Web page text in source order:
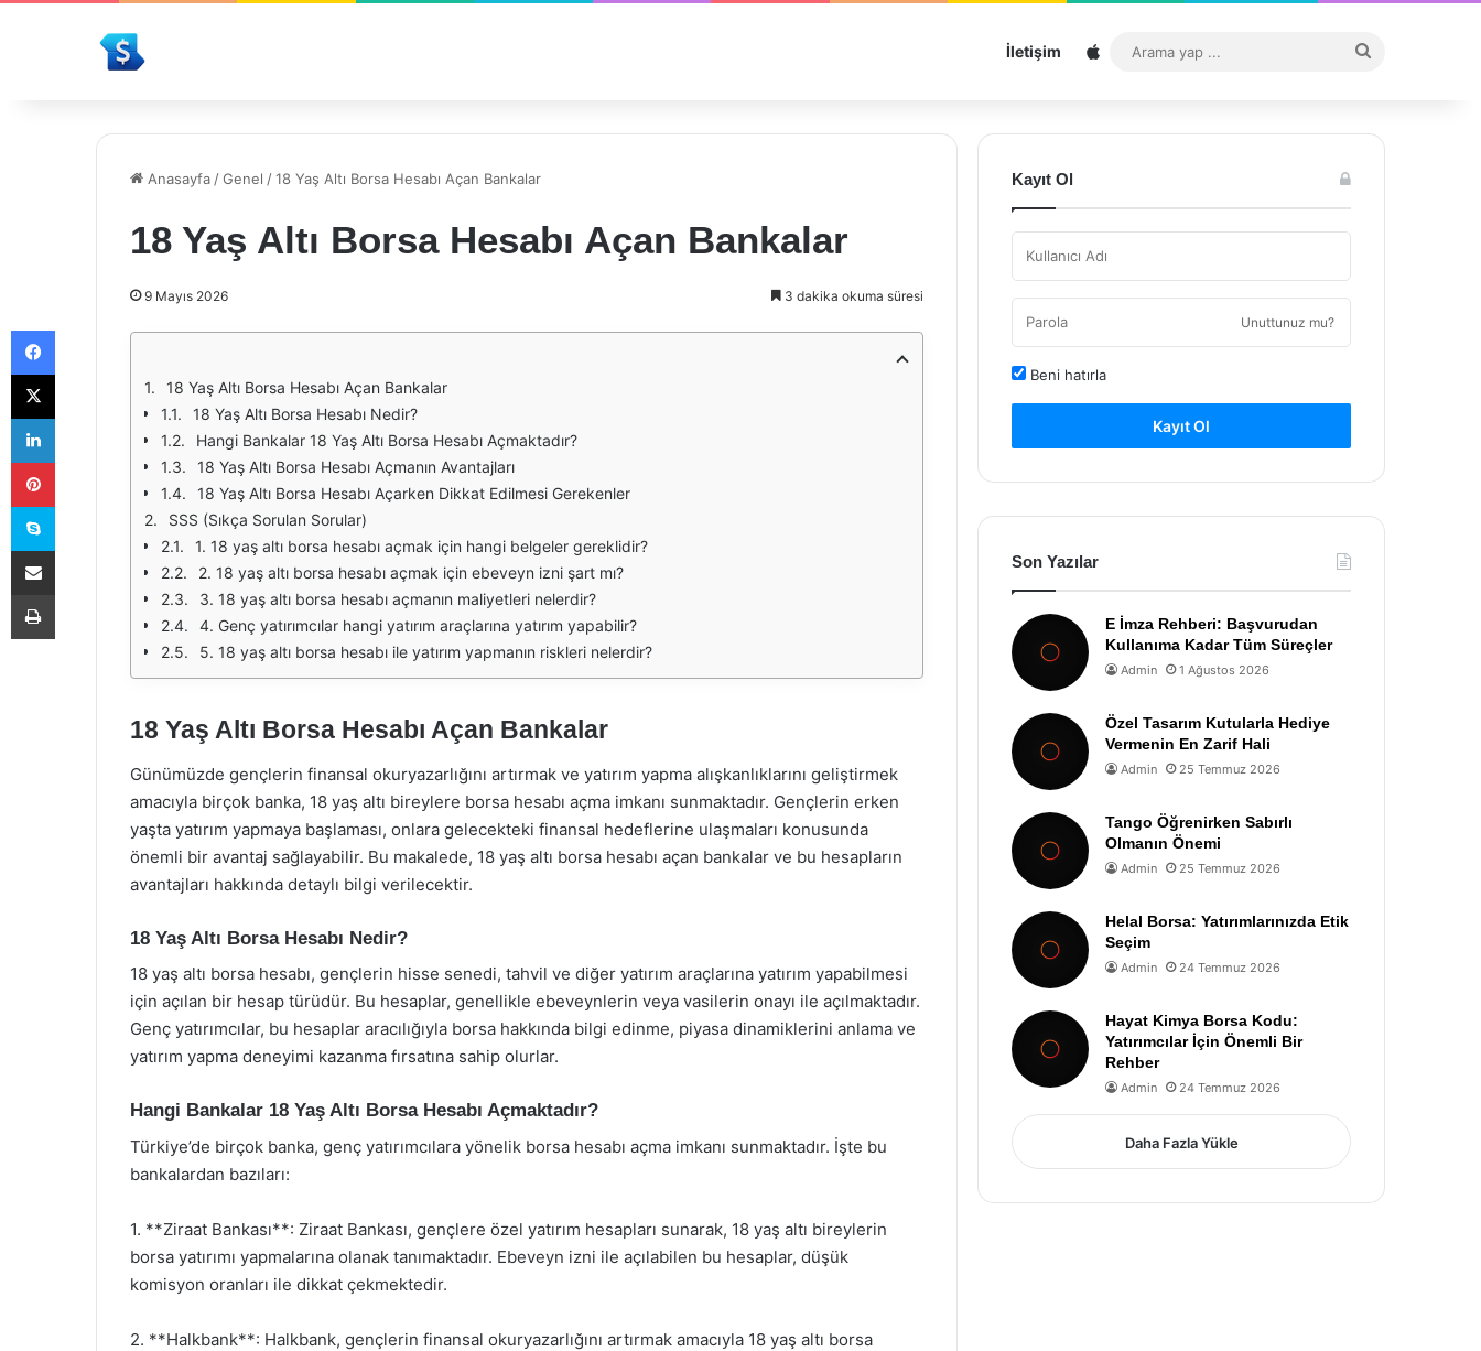
İletişim Sitemap
...
Anasayfa /Genel /18 Yaş Altı Borsa Hesabı Açan Bankalar
18 Yaş Altı Borsa Hesabı Açan Bankalar
9 Mayıs 2026 3 dakika okuma süresi
18 Yaş Altı Borsa Hesabı Açan Bankalar
18 Yaş Altı Borsa Hesabı Nedir?
Hangi Bankalar 18 Yaş Altı Borsa Hesabı Açmaktadır?
18 Yaş Altı Borsa Hesabı Açmanın Avantajları
18 Yaş Altı Borsa Hesabı Açarken Dikkat Edilmesi Gerekenler
SSS (Sıkça Sorulan Sorular)
1. 18 yaş altı borsa hesabı açmak için hangi belgeler gereklidir?
2. 18 yaş altı borsa hesabı açmak için ebeveyn izni şart mı?
3. 18 yaş altı borsa hesabı açmanın maliyetleri nelerdir?
4. Genç yatırımcılar hangi yatırım araçlarına yatırım yapabilir?
5. 18 yaş altı borsa hesabı ile yatırım yapmanın riskleri nelerdir?
18 Yaş Altı Borsa Hesabı Açan Bankalar
Günümüzde gençlerin finansal okuryazarlığını artırmak ve yatırım yapma alışkanlıklarını geliştirmek
amacıyla birçok banka, 18 yaş altı bireylere borsa hesabı açma imkanı sunmaktadır. Gençlerin erken
yaşta yatırım yapmaya başlaması, onlara gelecekteki finansal hedeflerine ulaşmaları konusunda
önemli bir avantaj sağlayabilir. Bu makalede, 18 yaş altı borsa hesabı açan bankalar ve bu hesapların
avantajları hakkında detaylı bilgi verilecektir.
18 Yaş Altı Borsa Hesabı Nedir?
18 yaş altı borsa hesabı, gençlerin hisse senedi, tahvil ve diğer yatırım araçlarına yatırım yapabilmesi
için açılan bir hesap türüdür. Bu hesaplar, genellikle ebeveynlerin veya vasilerin onayı ile açılmaktadır.
Genç yatırımcılar, bu hesaplar aracılığıyla borsa hakkında bilgi edinme, piyasa dinamiklerini anlama ve
yatırım yapma deneyimi kazanma fırsatına sahip olurlar.
Hangi Bankalar 18 Yaş Altı Borsa Hesabı Açmaktadır?
Türkiye’de birçok banka, genç yatırımcılara yönelik borsa hesabı açma imkanı sunmaktadır. İşte bu
bankalardan bazıları:
1. **Ziraat Bankası**: Ziraat Bankası, gençlere özel yatırım hesapları sunarak, 18 yaş altı bireylerin
borsa yatırımı yapmalarına olanak tanımaktadır. Ebeveyn izni ile açılabilen bu hesaplar, düşük
komisyon oranları ile dikkat çekmektedir.
2. **Halkbank**: Halkbank, gençlerin finansal okuryazarlığını artırmak amacıyla 18 yaş altı borsa
Kayıt Ol
Unuttunuz mu?
Beni hatırla
Kayıt Ol
Son Yazılar
E İmza Rehberi: Başvurudan
Kullanıma Kadar Tüm Süreçler
Admin 1 Ağustos 2026
Özel Tasarım Kutularla Hediye
Vermenin En Zarif Hali
Admin 25 Temmuz 2026
Tango Öğrenirken Sabırlı
Olmanın Önemi
Admin 25 Temmuz 2026
Helal Borsa: Yatırımlarınızda Etik
Seçim
Admin 24 Temmuz 2026
Hayat Kimya Borsa Kodu:
Yatırımcılar İçin Önemli Bir
Rehber
Admin 24 Temmuz 2026
Daha Fazla Yükle
Facebook
X
LinkedIn
Pinterest
Skype
E-Posta ile paylaş